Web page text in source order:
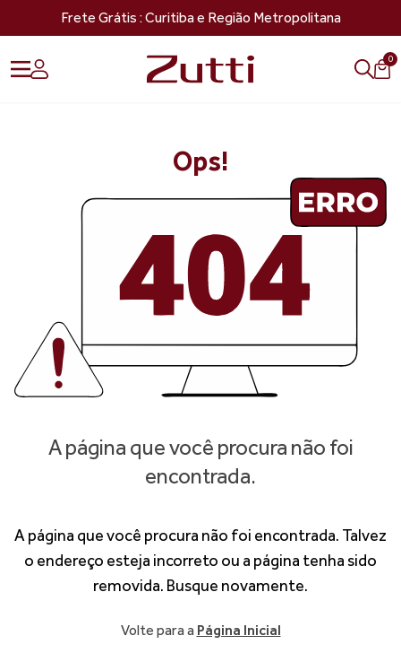
Frete Grátis : Curitiba e Região Metropolitana
0
Ops!
A página que você procura não foi
encontrada.
A página que você procura não foi encontrada. Talvez
o endereço esteja incorreto ou a página tenha sido
removida. Busque novamente.
Volte para a Página Inicial